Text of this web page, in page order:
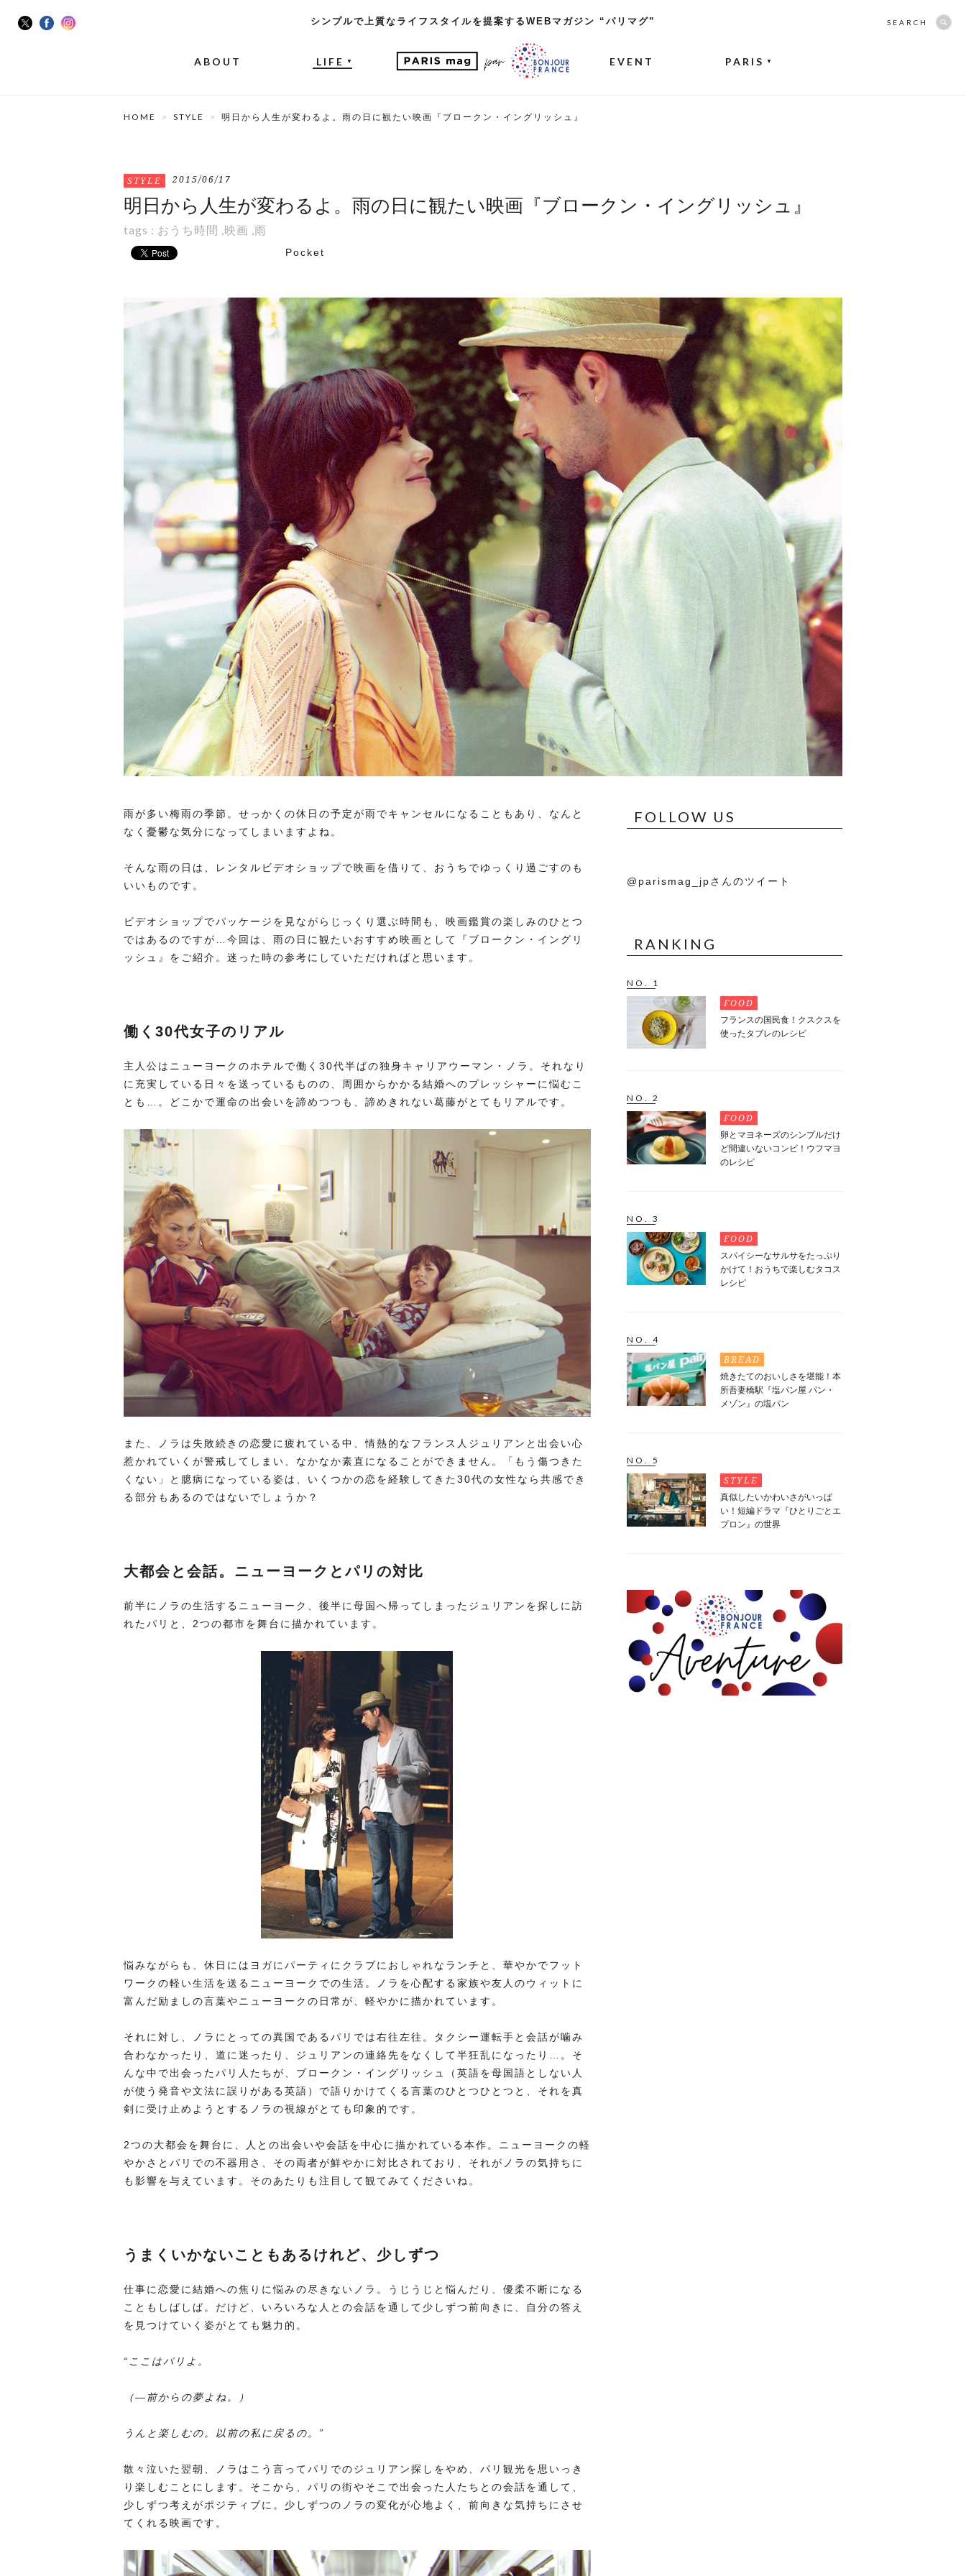
シンプルで上質なライフスタイルを提案するWEBマガジン “パリマグ”
ABOUT LIFE ▼ EVENT PARIS ▼
SEARCH
HOME STYLE 明日から人生が変わるよ。雨の日に観たい映画『ブロークン・イングリッシュ』
STYLE 2015/06/17
明日から人生が変わるよ。雨の日に観たい映画『ブロークン・イングリッシュ』
tags : おうち時間 ,映画 ,雨
Pocket
雨が多い梅雨の季節。せっかくの休日の予定が雨でキャンセルになることもあり、なんと
なく憂鬱な気分になってしまいますよね。
そんな雨の日は、レンタルビデオショップで映画を借りて、おうちでゆっくり過ごすのも
いいものです。
ビデオショップでパッケージを見ながらじっくり選ぶ時間も、映画鑑賞の楽しみのひとつ
ではあるのですが…今回は、雨の日に観たいおすすめ映画として『ブロークン・イングリ
ッシュ』をご紹介。迷った時の参考にしていただければと思います。
働く30代女子のリアル
主人公はニューヨークのホテルで働く30代半ばの独身キャリアウーマン・ノラ。それなり
に充実している日々を送っているものの、周囲からかかる結婚へのプレッシャーに悩むこ
とも…。どこかで運命の出会いを諦めつつも、諦めきれない葛藤がとてもリアルです。
また、ノラは失敗続きの恋愛に疲れている中、情熱的なフランス人ジュリアンと出会い心
惹かれていくが警戒してしまい、なかなか素直になることができません。「もう傷つきた
くない」と臆病になっている姿は、いくつかの恋を経験してきた30代の女性なら共感でき
る部分もあるのではないでしょうか？
大都会と会話。ニューヨークとパリの対比
前半にノラの生活するニューヨーク、後半に母国へ帰ってしまったジュリアンを探しに訪
れたパリと、2つの都市を舞台に描かれています。
悩みながらも、休日にはヨガにパーティにクラブにおしゃれなランチと、華やかでフット
ワークの軽い生活を送るニューヨークでの生活。ノラを心配する家族や友人のウィットに
富んだ励ましの言葉やニューヨークの日常が、軽やかに描かれています。
それに対し、ノラにとっての異国であるパリでは右往左往。タクシー運転手と会話が噛み
合わなかったり、道に迷ったり、ジュリアンの連絡先をなくして半狂乱になったり…。そ
んな中で出会ったパリ人たちが、ブロークン・イングリッシュ（英語を母国語としない人
が使う発音や文法に誤りがある英語）で語りかけてくる言葉のひとつひとつと、それを真
剣に受け止めようとするノラの視線がとても印象的です。
2つの大都会を舞台に、人との出会いや会話を中心に描かれている本作。ニューヨークの軽
やかさとパリでの不器用さ、その両者が鮮やかに対比されており、それがノラの気持ちに
も影響を与えています。そのあたりも注目して観てみてくださいね。
うまくいかないこともあるけれど、少しずつ
仕事に恋愛に結婚への焦りに悩みの尽きないノラ。うじうじと悩んだり、優柔不断になる
こともしばしば。だけど、いろいろな人との会話を通して少しずつ前向きに、自分の答え
を見つけていく姿がとても魅力的。
“ここはパリよ。
（―前からの夢よね。）
うんと楽しむの。以前の私に戻るの。”
散々泣いた翌朝、ノラはこう言ってパリでのジュリアン探しをやめ、パリ観光を思いっき
り楽しむことにします。そこから、パリの街やそこで出会った人たちとの会話を通して、
少しずつ考えがポジティブに。少しずつのノラの変化が心地よく、前向きな気持ちにさせ
てくれる映画です。
FOLLOW US
@parismag_jpさんのツイート
RANKING
NO. 1
FOOD
フランスの国民食！クスクスを
使ったタブレのレシピ
NO. 2
FOOD
卵とマヨネーズのシンプルだけ
ど間違いないコンビ！ウフマヨ
のレシピ
NO. 3
FOOD
スパイシーなサルサをたっぷり
かけて！おうちで楽しむタコス
レシピ
NO. 4
BREAD
焼きたてのおいしさを堪能！本
所吾妻橋駅『塩パン屋 パン・
メゾン』の塩パン
NO. 5
STYLE
真似したいかわいさがいっぱ
い！短編ドラマ『ひとりごとエ
プロン』の世界